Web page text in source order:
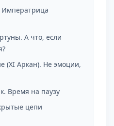
Императрица
А что, если
(XI Аркан). Не эмоции,
Время на паузу
цепи